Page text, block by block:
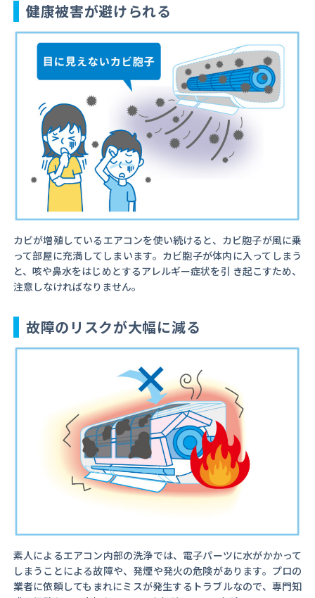
健康被害が避けられる
カビが増殖しているエアコンを使い続けると、カビ胞子が風に乗
って部屋に充満してしまいます。カビ胞子が体内に入ってしまう
と、咳や鼻水をはじめとするアレルギー症状を引 き起こすため、
注意しなければなりません。
故障のリスクが大幅に減る
素人によるエアコン内部の洗浄では、電子パーツに水がかかって
しまうことによる故障や、発煙や発火の危険があります。プロの
業者に依頼してもまれにミスが発生するトラブルなので、専門知